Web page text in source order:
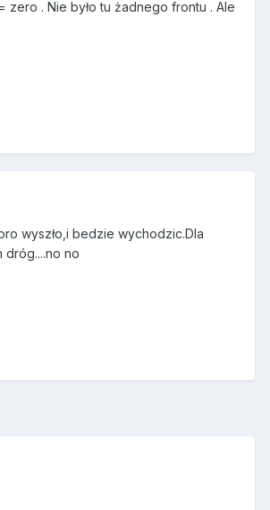
. Nie było tu żadnego frontu . Ale
wyszło,i bedzie wychodzic.Dla
no